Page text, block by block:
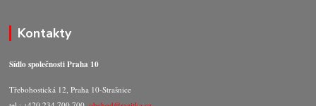
Kontakty
Sídlo společnosti Praha 10
Třebohostická 12, Praha 10-Strašnice